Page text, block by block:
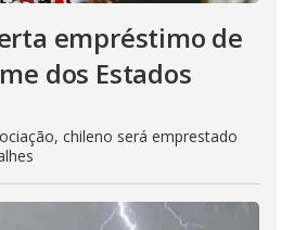
empréstimo de
dos Estados
chileno será emprestado